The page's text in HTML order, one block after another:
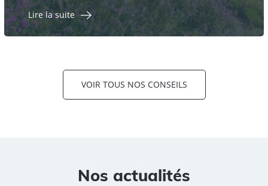
Lire la suite
VOIR TOUS NOS CONSEILS
Nos actualités